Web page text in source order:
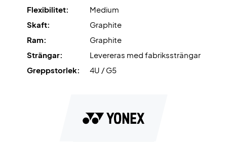
Flexibilitet:
Medium
Skaft:
Graphite
Ram:
Graphite
Strängar:
Levereras med fabrikssträngar
Greppstorlek:
4U / G5